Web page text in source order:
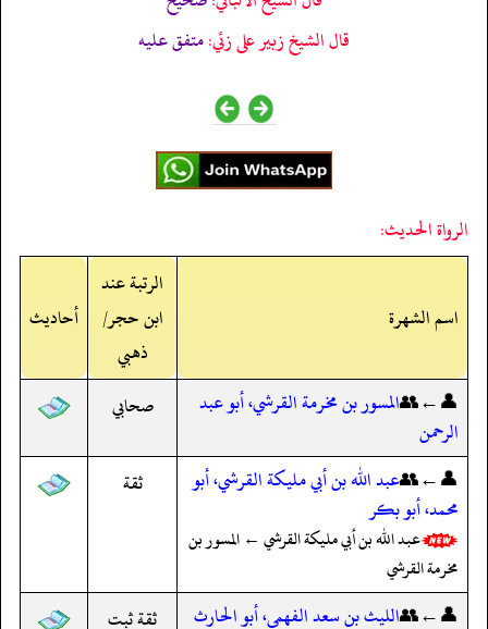
قال الشيخ زبير على زئي:متفق عليه
الرواة الحديث:
اسم الشهرة
الرتبة عند
ابن حجر/
ذهبي
أحاديث
👤←👥المسور بن مخرمة القرشي، أبو عبد
الرحمن
صحابي
👤←👥عبد الله بن أبي مليكة القرشي، أبو
محمد، أبو بكر
عبد الله بن أبي مليكة القرشي ← المسور بن
مخرمة القرشي
ثقة
👤←👥الليث بن سعد الفهمي، أبو الحارث
ثقة ثبت